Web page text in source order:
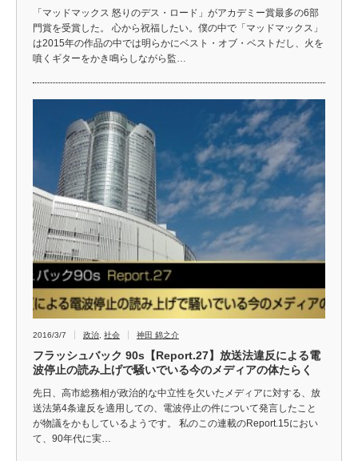
「マッドマックス 怒りのデス・ロード」がアカデミー賞最多の6部
門賞を受賞した。 心から祝福したい。僕の中で「マッドマックス」
は2015年の作品の中では明らかにベスト・オブ・ベストだし、火を
噴くギターをかき鳴らしながら監…
2016/3/7 政治 社会 神田 錦之介
フラッシュバック 90s【Report.27】放送法違反による電
波停止の読み上げで騒いでいる今のメディアの体たらく
先日、高市総務相が政治的な中立性を欠いたメディアに対する、放
送法第4条違反を適用しての、電波停止の件について発言したこと
が物議をかもしているようです。 私のこの連載のReport.15におい
て、90年代に実…